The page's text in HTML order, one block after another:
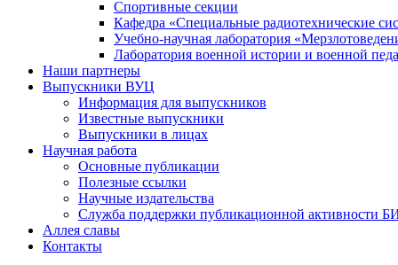
Спортивные секции
Кафедра «Специальные радиотехнические
Учебно-научная лаборатория
Лаборатория военной истории и военной
Наши партнеры
Выпускники ВУЦ
Информация для выпускников
Известные выпускники
Выпускники в лицах
Научная работа
Основные публикации
Полезные ссылки
Научные издательства
Служба поддержки публикационной активности
Аллея славы
Контакты